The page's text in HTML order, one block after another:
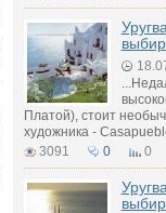
Платой), стоит
художника -
3091
0 0